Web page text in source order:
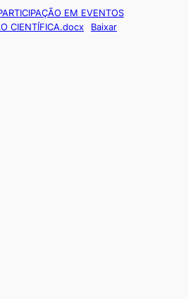
EM EVENTOS
CIENTÍFICA.docx
Baixar